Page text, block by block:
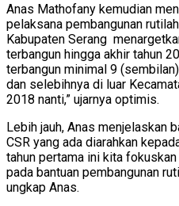
Anas Mathofany kemudian
pelaksana pembangunan
Kabupaten Serang
terbangun hingga akhir tahun
terbangun minimal 9
dan selebihnya di luar
2018 nanti,” ujarnya optimis.
Lebih jauh, Anas menjelaskan
CSR yang ada diarahkan
tahun pertama ini kita
pada bantuan pembangunan
ungkap Anas.